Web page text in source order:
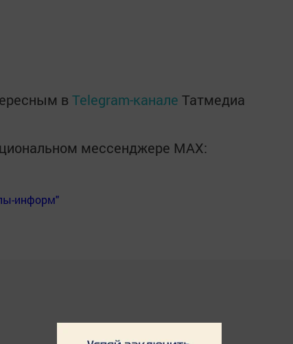
в Telegram-канале Татмедиа
мессенджере MАХ:
информ"